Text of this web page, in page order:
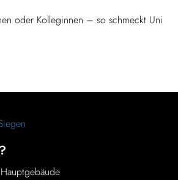
oder Kolle­ginnen – so schmeckt Uni